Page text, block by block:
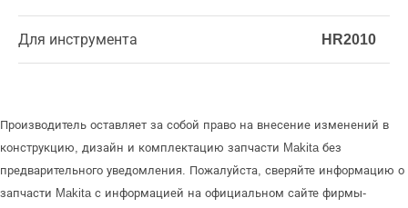
Для инструмента HR2010
Производитель оставляет за собой право на внесение изменений в
конструкцию, дизайн и комплектацию запчасти Makita без
предварительного уведомления. Пожалуйста, сверяйте информацию о
запчасти Makita с информацией на официальном сайте фирмы-